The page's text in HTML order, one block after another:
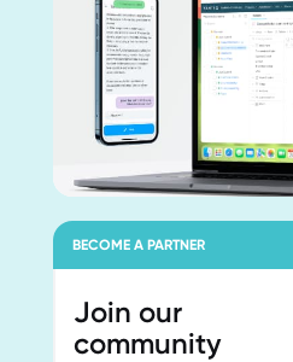
BECOME A PARTNER
Join our
community